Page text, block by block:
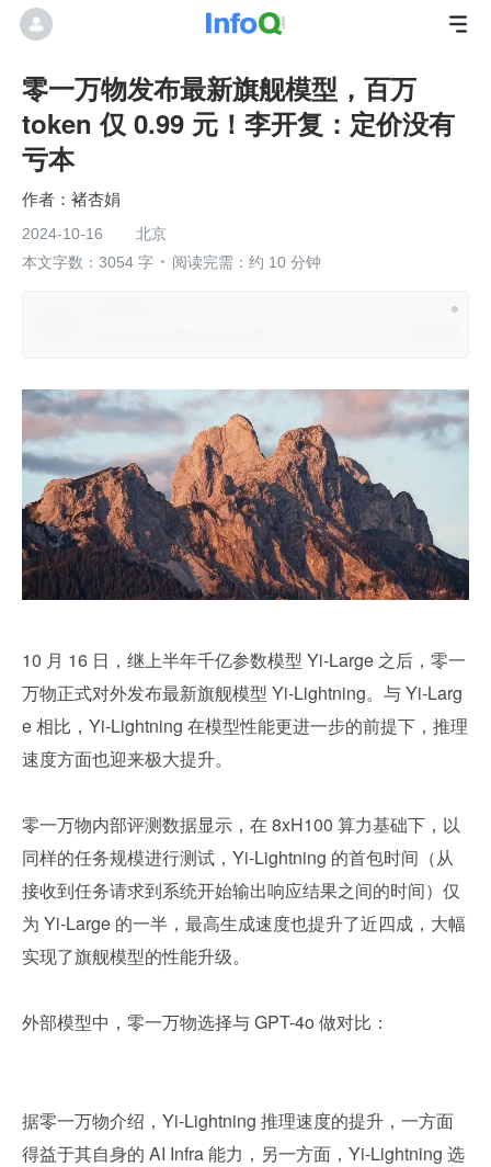
零一万物发布最新旗舰模型，百万
token 仅 0.99 元！李开复：定价没有
亏本
褚杏娟
2024-10-16
北京
本文字数：3054 字
阅读完需：约 10 分钟
10 月 16 日，继上半年千亿参数模型 Yi-Large 之后，零一
万物正式对外发布最新旗舰模型 Yi-Lightning。与 Yi-Larg
e 相比，Yi-Lightning 在模型性能更进一步的前提下，推理
速度方面也迎来极大提升。
零一万物内部评测数据显示，在 8xH100 算力基础下，以
同样的任务规模进行测试，Yi-Lightning 的首包时间（从
接收到任务请求到系统开始输出响应结果之间的时间）仅
为 Yi-Large 的一半，最高生成速度也提升了近四成，大幅
实现了旗舰模型的性能升级。
外部模型中，零一万物选择与 GPT-4o 做对比：
据零一万物介绍，Yi-Lightning 推理速度的提升，一方面
得益于其自身的 AI Infra 能力，另一方面，Yi-Lightning 选